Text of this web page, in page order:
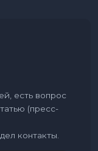
есть вопрос
(пресс-
контакты.